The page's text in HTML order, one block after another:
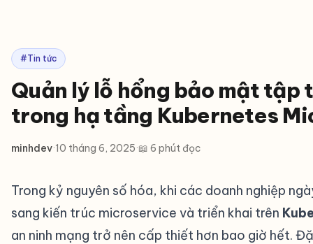
#Tin tức
Quản lý lỗ hổng bảo mật tập
trong hạ tầng Kubernetes
minhdev·10 tháng 6, 2025·📖 6 phút đọc
Trong kỷ nguyên số hóa, khi các doanh nghiệp
sang kiến trúc microservice và triển khai trên
an ninh mạng trở nên cấp thiết hơn bao giờ hết.